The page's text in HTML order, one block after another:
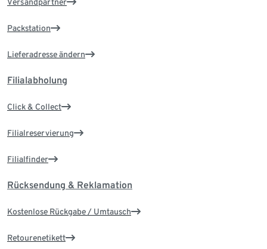
Versandpartner
Packstation
Lieferadresse ändern
Filialabholung
Click & Collect
Filialreservierung
Filialfinder
Rücksendung & Reklamation
Kostenlose Rückgabe / Umtausch
Retourenetikett